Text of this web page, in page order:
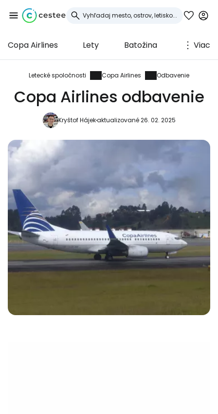
Copa Airlines Lety Batožina Viac
Letecké spoločnosti Copa Airlines Odbavenie
Copa Airlines odbavenie
Kryštof Hájekaktualizované 26. 02. 2025
Prihláste sa do
služby Cestee
... celosvetovej komunity cestovateľov
Pokračovať na Facebooku
Pokračovať s e-mailom